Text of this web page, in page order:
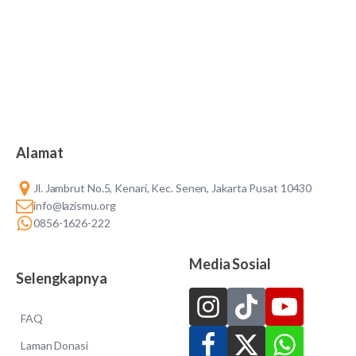
Alamat
Jl. Jambrut No.5, Kenari, Kec. Senen, Jakarta Pusat 10430
info@lazismu.org
0856-1626-222
Selengkapnya
FAQ
Laman Donasi
Media Sosial